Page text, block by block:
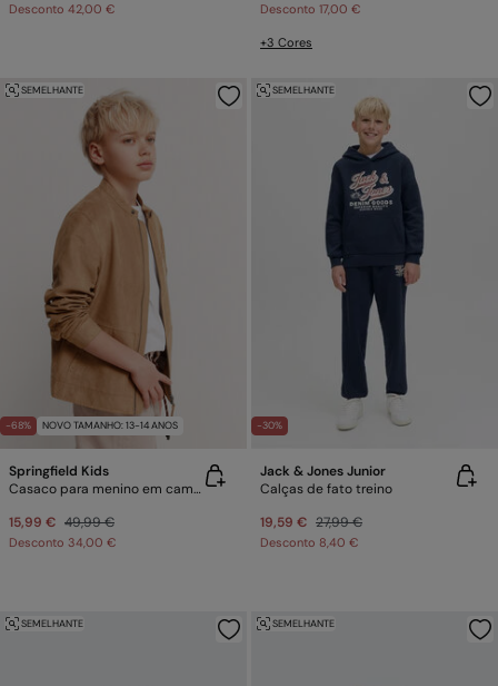
Desconto 42,00 € Desconto 17,00 €
+3 Cores
-68% NOVO TAMANHO: 13-14 ANOS
SEMELHANTE
Springfield Kids
Casaco para menino em camurça sintética
15,99 € 49,99 €
Desconto 34,00 €
-30%
SEMELHANTE
Jack & Jones Junior
Calças de fato treino
19,59 € 27,99 €
Desconto 8,40 €
SEMELHANTE SEMELHANTE